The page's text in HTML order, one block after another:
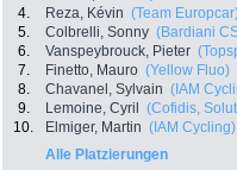
4.
Reza, Kévin (Team
5.
Colbrelli, Sonny (Bardiani
6.
Vanspeybrouck, Pieter
7.
Finetto, Mauro (Yellow Fluo)
8.
Chavanel, Sylvain (IAM
9.
Lemoine, Cyril (Cofidis,
10.
Elmiger, Martin (IAM Cycling)
Alle Platzierungen